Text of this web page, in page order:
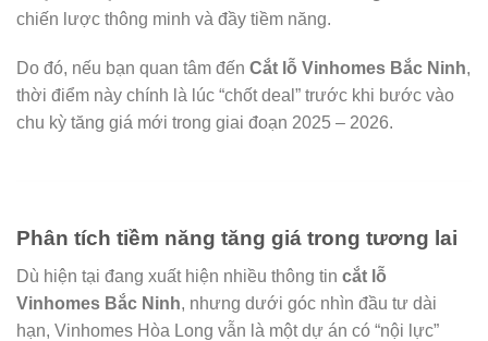
chiến lược thông minh và đầy tiềm năng.
Do đó, nếu bạn quan tâm đến Cắt lỗ Vinhomes Bắc Ninh,
thời điểm này chính là lúc “chốt deal” trước khi bước vào
chu kỳ tăng giá mới trong giai đoạn 2025 – 2026.
Phân tích tiềm năng tăng giá trong tương lai
Dù hiện tại đang xuất hiện nhiều thông tin cắt lỗ
Vinhomes Bắc Ninh, nhưng dưới góc nhìn đầu tư dài
hạn, Vinhomes Hòa Long vẫn là một dự án có “nội lực”